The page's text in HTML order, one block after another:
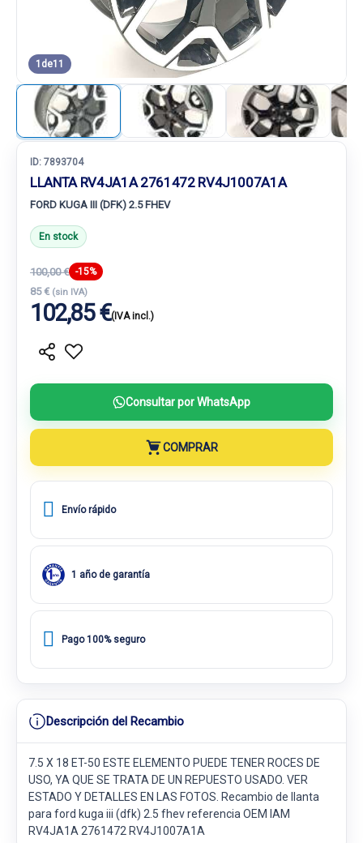
1 de11
ID: 7893704
LLANTA RV4JA1A 2761472 RV4J1007A1A
FORD KUGA III (DFK) 2.5 FHEV
En stock
100,00 € -15%
85 € (sin IVA)
102,85 €(IVA incl.)
Consultar por WhatsApp
COMPRAR
Envío rápido
1 año de garantía
Pago 100% seguro
Descripción del Recambio
7.5 X 18 ET-50 ESTE ELEMENTO PUEDE TENER ROCES DE
USO, YA QUE SE TRATA DE UN REPUESTO USADO. VER
ESTADO Y DETALLES EN LAS FOTOS. Recambio de llanta
para ford kuga iii (dfk) 2.5 fhev referencia OEM IAM
RV4JA1A 2761472 RV4J1007A1A